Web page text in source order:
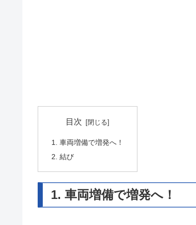
目次
1. 車両増備で増発へ！
2. 結び
1. 車両増備で増発へ！